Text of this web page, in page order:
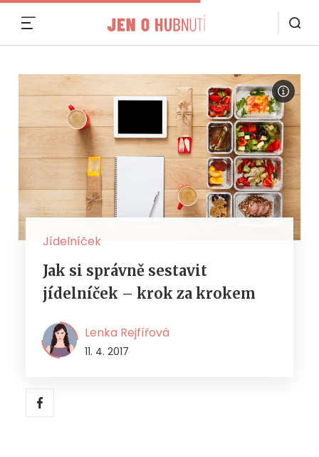
Jídelníček
Jak si správně sestavit
jídelníček – krok za krokem
Lenka Rejfířová
11. 4. 2017